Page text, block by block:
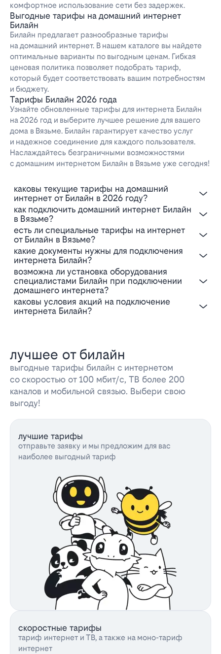
комфортное использование сети без задержек.
Выгодные тарифы на домашний интернет
Билайн
Билайн предлагает разнообразные тарифы
на домашний интернет. В нашем каталоге вы найдете
оптимальные варианты по выгодным ценам. Гибкая
ценовая политика позволяет подобрать тариф,
который будет соответствовать вашим потребностям
и бюджету.
Тарифы Билайн 2026 года
Узнайте обновленные тарифы для интернета Билайн
на 2026 год и выберите лучшее решение для вашего
дома в Вязьме. Билайн гарантирует качество услуг
и надежное соединение для каждого пользователя.
Наслаждайтесь безграничными возможностями
с домашним интернетом Билайн в Вязьме уже сегодня!
Каковы текущие тарифы на домашний
интернет от Билайн в 2026 году?
Как подключить домашний интернет Билайн
в Вязьме?
Есть ли специальные тарифы на интернет
от Билайн в Вязьме?
Какие документы нужны для подключения
интернета Билайн?
Возможна ли установка оборудования
специалистами Билайн при подключении
домашнего интернета?
Каковы условия акций на подключение
интернета Билайн?
лучшее от билайн
выгодные тарифы билайн с интернетом
со скоростью от 100 мбит/с, ТВ более 200
каналов и мобильной связью. Выбери свою
выгоду!
лучшие тарифы
отправьте заявку и мы предложим для вас
наиболее выгодный тариф
скоростные тарифы
тариф интернет и ТВ, а также на моно-тариф
интернет